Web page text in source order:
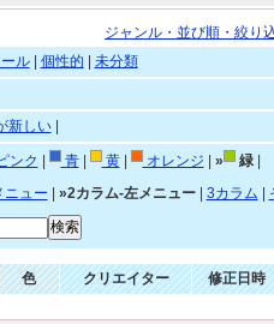
ジャンル・並び順・絞り
ル| 個性的
未分類
新しい|
ンク 青| 黄| オレンジ » 緑|
ニュー »2カラム-左メニュー| 3カラム
色 クリエイター 修正日時